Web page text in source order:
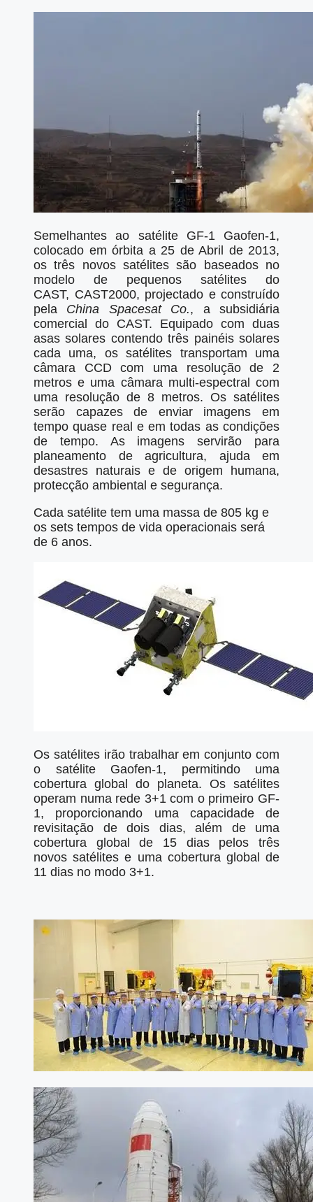
Semelhantes ao satélite GF-1 Gaofen-1,
colocado em órbita a 25 de Abril de 2013,
os três novos satélites são baseados no
modelo de pequenos satélites do
CAST, CAST2000, projectado e construído
pela China Spacesat Co., a subsidiária
comercial do CAST. Equipado com duas
asas solares contendo três painéis solares
cada uma, os satélites transportam uma
câmara CCD com uma resolução de 2
metros e uma câmara multi-espectral com
uma resolução de 8 metros. Os satélites
serão capazes de enviar imagens em
tempo quase real e em todas as condições
de tempo. As imagens servirão para
planeamento de agricultura, ajuda em
desastres naturais e de origem humana,
protecção ambiental e segurança.
Cada satélite tem uma massa de 805 kg e
os sets tempos de vida operacionais será
de 6 anos.
Os satélites irão trabalhar em conjunto com
o satélite Gaofen-1, permitindo uma
cobertura global do planeta. Os satélites
operam numa rede 3+1 com o primeiro GF-
1, proporcionando uma capacidade de
revisitação de dois dias, além de uma
cobertura global de 15 dias pelos três
novos satélites e uma cobertura global de
11 dias no modo 3+1.